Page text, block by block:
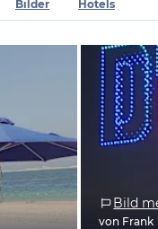
Bilder Hotels
Bild
von Frank